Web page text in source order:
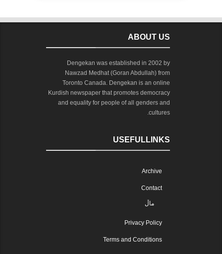
ABOUT US
Dengekan was established in 2002 by
Nawzad Medhat (Goran Abdullah) from
Toronto Canada. Dengekan is an online
Kurdish newspaper that promotes democracy
and equality for people of all genders and
cultures.
USEFULLINKS
Archive
Contact
ماڵ
Privacy Policy
Terms and Conditions